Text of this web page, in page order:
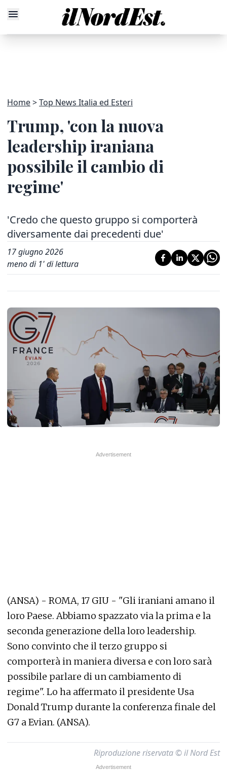
Home Top News Italia ed Esteri
Trump, 'con la nuova
leadership iraniana
possibile il cambio di
regime'
'Credo che questo gruppo si comporterà
diversamente dai precedenti due'
17 giugno 2026
meno di 1' di lettura
(ANSA) - ROMA, 17 GIU - "Gli iraniani amano il
loro Paese. Abbiamo spazzato via la prima e la
seconda generazione della loro leadership.
Sono convinto che il terzo gruppo si
comporterà in maniera diversa e con loro sarà
possibile parlare di un cambiamento di
regime". Lo ha affermato il presidente Usa
Donald Trump durante la conferenza finale del
G7 a Evian. (ANSA).
Riproduzione riservata © il Nord Est